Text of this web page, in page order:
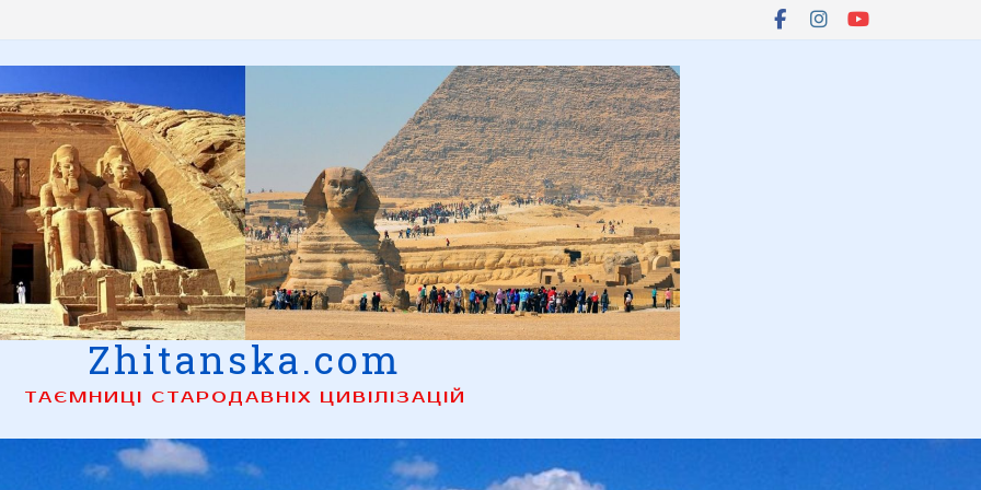
Zhitanska.com
ТАЄМНИЦІ СТАРОДАВНІХ ЦИВІЛІЗАЦІЙ